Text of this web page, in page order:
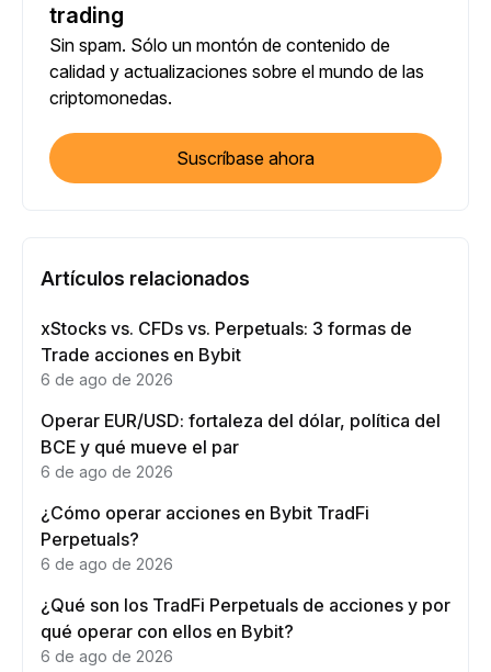
trading
Sin spam. Sólo un montón de contenido de
calidad y actualizaciones sobre el mundo de las
criptomonedas.
Suscríbase ahora
Artículos relacionados
xStocks vs. CFDs vs. Perpetuals: 3 formas de
Trade acciones en Bybit
6 de ago de 2026
Operar EUR/USD: fortaleza del dólar, política del
BCE y qué mueve el par
6 de ago de 2026
¿Cómo operar acciones en Bybit TradFi
Perpetuals?
6 de ago de 2026
¿Qué son los TradFi Perpetuals de acciones y por
qué operar con ellos en Bybit?
6 de ago de 2026